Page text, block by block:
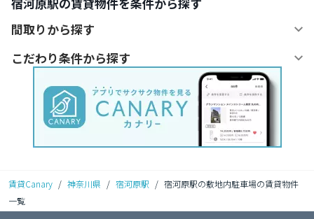
間取りから探す
こだわり条件から探す
賃貸Canary / 神奈川県 / 宿河原駅 / 宿河原駅の敷地内駐車場の賃貸物件
一覧